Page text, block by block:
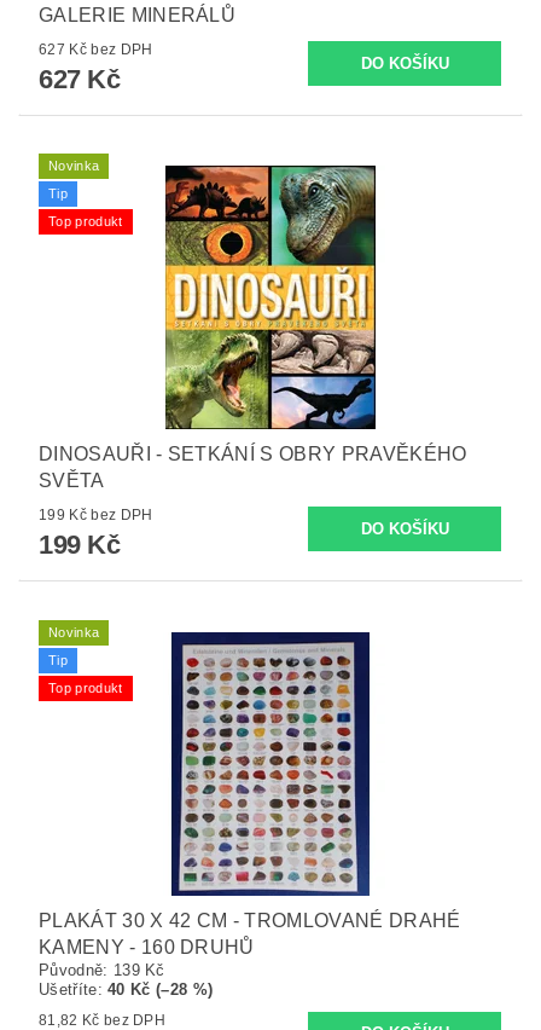
GALERIE MINERÁLŮ
627 Kč bez DPH
627 Kč
Novinka
Tip
Top produkt
DINOSAUŘI - SETKÁNÍ S OBRY PRAVĚKÉHO
SVĚTA
199 Kč bez DPH
199 Kč
Novinka
Tip
Top produkt
PLAKÁT 30 X 42 CM - TROMLOVANÉ DRAHÉ
KAMENY - 160 DRUHŮ
Původně: 139 Kč
Ušetříte:40 Kč (–28 %)
81,82 Kč bez DPH